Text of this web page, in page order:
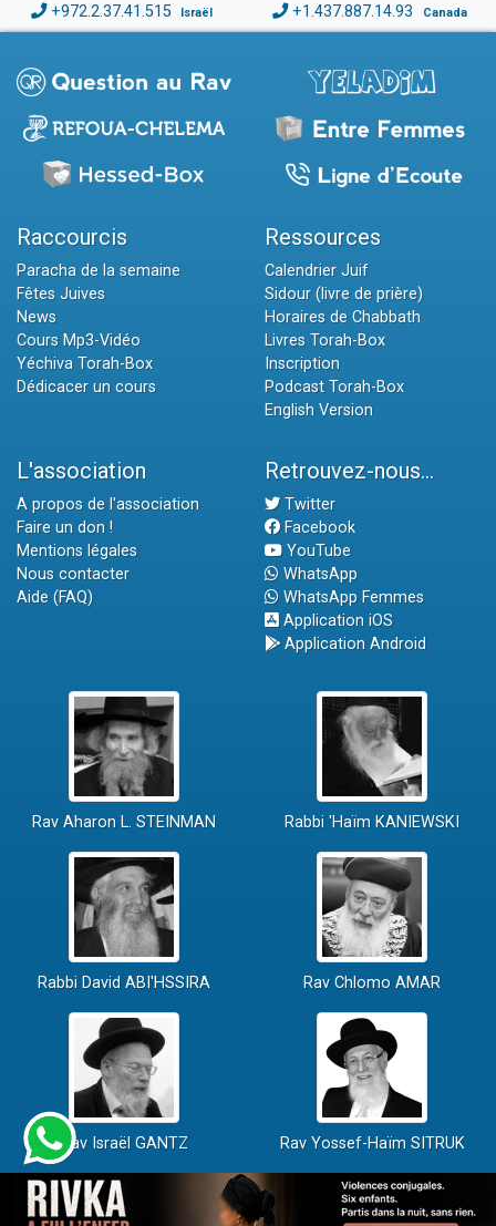
+972.2.37.41.515 Israël +1.437.887.14.93 Canada
Raccourcis
Paracha de la semaine
Fêtes Juives
News
Cours Mp3-Vidéo
Yéchiva Torah-Box
Dédicacer un cours
Ressources
Calendrier Juif
Sidour (livre de prière)
Horaires de Chabbath
Livres Torah-Box
Inscription
Podcast Torah-Box
English Version
L'association
A propos de l'association
Faire un don !
Mentions légales
Nous contacter
Aide (FAQ)
Retrouvez-nous...
Twitter
Facebook
YouTube
WhatsApp
WhatsApp Femmes
Application iOS
Application Android
Rav Aharon L. STEINMAN Rabbi 'Haïm KANIEWSKI
Rabbi David ABI'HSSIRA Rav Chlomo AMAR
Rav Israël GANTZ Rav Yossef-Haïm SITRUK